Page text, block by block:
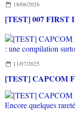
18/06/2026
11/07/2025